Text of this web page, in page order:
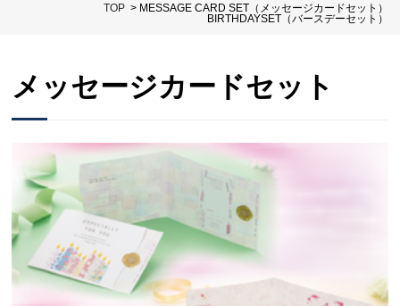
TOP > MESSAGE CARD SET（メッセージカードセット）
BIRTHDAYSET（バースデーセット）
メッセージカードセット